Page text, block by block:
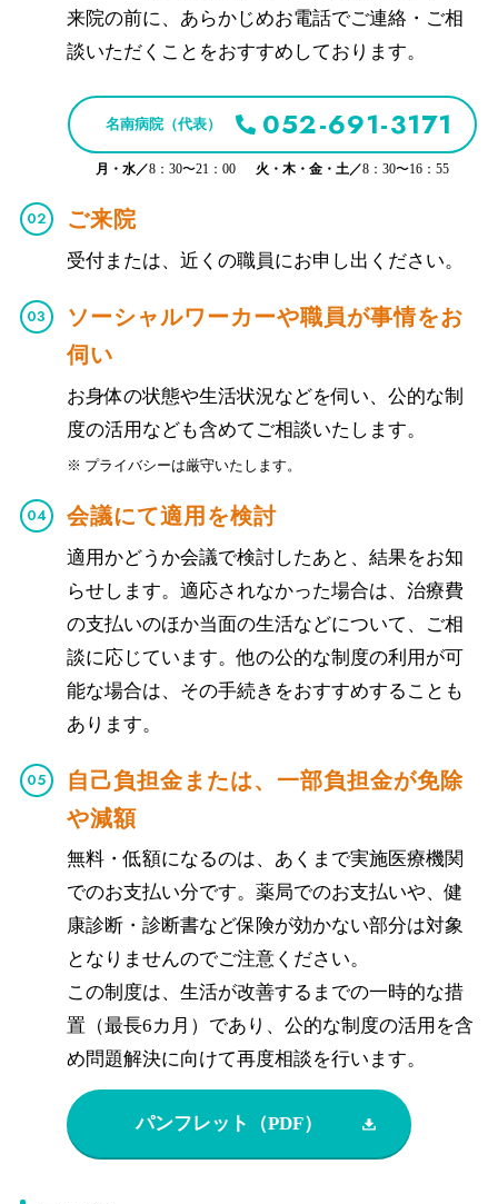
来院の前に、あらかじめお電話でご連絡・ご相
談いただくことをおすすめしております。
名南病院（代表） 052-691-3171
月・水／8：30〜21：00 火・木・金・土／8：30〜16：55
ご来院
受付または、近くの職員にお申し出ください。
ソーシャルワーカーや職員が事情をお
伺い
お身体の状態や生活状況などを伺い、公的な制
度の活用なども含めてご相談いたします。
※ プライバシーは厳守いたします。
会議にて適用を検討
適用かどうか会議で検討したあと、結果をお知
らせします。適応されなかった場合は、治療費
の支払いのほか当面の生活などについて、ご相
談に応じています。他の公的な制度の利用が可
能な場合は、その手続きをおすすめすることも
あります。
自己負担金または、一部負担金が免除
や減額
無料・低額になるのは、あくまで実施医療機関
でのお支払い分です。薬局でのお支払いや、健
康診断・診断書など保険が効かない部分は対象
となりませんのでご注意ください。
この制度は、生活が改善するまでの一時的な措
置（最長6カ月）であり、公的な制度の活用を含
め問題解決に向けて再度相談を行います。
パンフレット（PDF）